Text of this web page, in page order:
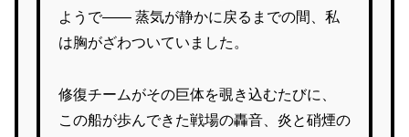
ようで—— 蒸気が静かに戻るまでの間、私
は胸がざわついていました。
修復チームがその巨体を覗き込むたびに、
この船が歩んできた戦場の轟音、炎と硝煙の